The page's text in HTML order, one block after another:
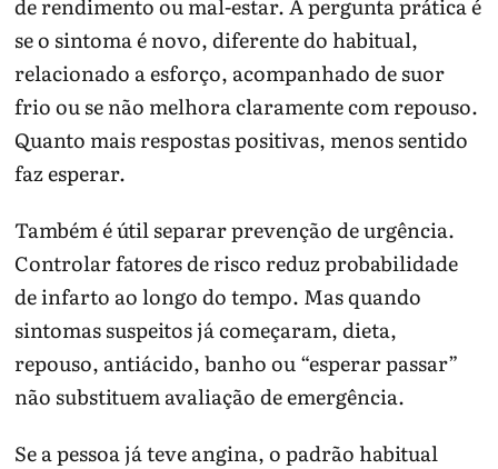
de rendimento ou mal-estar. A pergunta prática é
se o sintoma é novo, diferente do habitual,
relacionado a esforço, acompanhado de suor
frio ou se não melhora claramente com repouso.
Quanto mais respostas positivas, menos sentido
faz esperar.
Também é útil separar prevenção de urgência.
Controlar fatores de risco reduz probabilidade
de infarto ao longo do tempo. Mas quando
sintomas suspeitos já começaram, dieta,
repouso, antiácido, banho ou “esperar passar”
não substituem avaliação de emergência.
Se a pessoa já teve angina, o padrão habitual